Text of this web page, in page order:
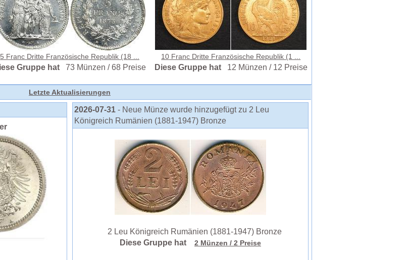
5 Franc Dritte Französische Republik (18 ...
Gruppe hat73 Münzen / 68 Preise
10 Franc Dritte Französische Republik (1 ...
Diese Gruppe hat 12 Münzen / 12 Preise
Letzte Aktualisierungen
2026-07-31 - Neue Münze wurde hinzugefügt zu 2 Leu
Königreich Rumänien (1881-1947) Bronze
2 Leu Königreich Rumänien (1881-1947) Bronze
Diese Gruppe hat
2 Münzen / 2 Preise